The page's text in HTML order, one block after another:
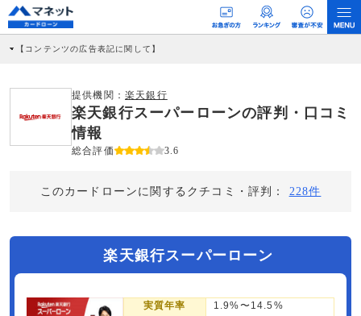
【コンテンツの広告表記に関して】
社に対して企業から紹介報酬が支払われるという収益モデルです。 ただし、特定の
商品を根拠なくPRするものではなく、当編集部の調査／ユーザーへの口コミ収集な
どに基づき、公平性を担保した情報提供を行っています。
提供機関： 楽天銀行
楽天銀行スーパーローンの評判・口コミ
情報
総合評価 3.6
このカードローンに関するクチコミ・評判： 228件
楽天銀行スーパーローン
実質年率 1.9%〜14.5%